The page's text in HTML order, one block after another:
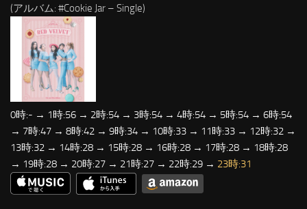
(アルバム: #Cookie Jar – Single)
0時:- → 1時:56 → 2時:54 → 3時:54 → 4時:54 → 5時:54 → 6時:54
→ 7時:47 → 8時:42 → 9時:34 → 10時:33 → 11時:33 → 12時:32 →
13時:32 → 14時:28 → 15時:28 → 16時:28 → 17時:28 → 18時:28
→ 19時:28 → 20時:27 → 21時:27 → 22時:29 → 23時:31